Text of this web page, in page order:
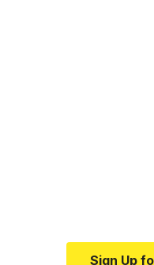
Sign Up